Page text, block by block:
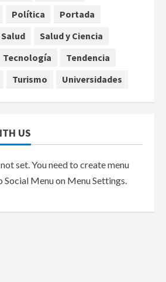
Política
Portada
Salud
Salud y Ciencia
Tecnología
Tendencia
Turismo Universidades
US
set. You need to create menu
Social Menu on Menu Settings.